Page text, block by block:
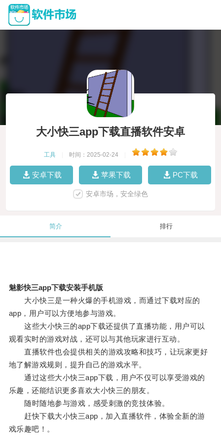
大小快三app下载直播软件安卓
工具 时间：2025-02-24
安卓下载 苹果下载 PC下载
安卓市场，安全绿色
简介 排行
魅影快三app下载安装手机版
大小快三是一种火爆的手机游戏，而通过下载对应的
app，用户可以方便地参与游戏。
这些大小快三的app下载还提供了直播功能，用户可以
观看实时的游戏对战，还可以与其他玩家进行互动。
直播软件也会提供相关的游戏攻略和技巧，让玩家更好
地了解游戏规则，提升自己的游戏水平。
通过这些大小快三app下载，用户不仅可以享受游戏的
乐趣，还能结识更多喜欢大小快三的朋友。
随时随地参与游戏，感受刺激的竞技体验。
赶快下载大小快三app，加入直播软件，体验全新的游
戏乐趣吧！。